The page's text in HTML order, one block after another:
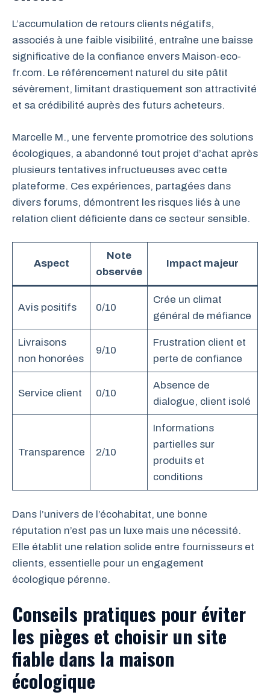
L’accumulation de retours clients négatifs,
associés à une faible visibilité, entraîne une baisse
significative de la confiance envers Maison-eco-
fr.com. Le référencement naturel du site pâtit
sévèrement, limitant drastiquement son attractivité
et sa crédibilité auprès des futurs acheteurs.
Marcelle M., une fervente promotrice des solutions
écologiques, a abandonné tout projet d’achat après
plusieurs tentatives infructueuses avec cette
plateforme. Ces expériences, partagées dans
divers forums, démontrent les risques liés à une
relation client déficiente dans ce secteur sensible.
Aspect
Note
observée
Impact majeur
Avis positifs 0/10
Crée un climat
général de méfiance
Livraisons
non honorées
9/10
Frustration client et
perte de confiance
Service client 0/10
Absence de
dialogue, client isolé
Transparence 2/10
Informations
partielles sur
produits et
conditions
Dans l’univers de l’écohabitat, une bonne
réputation n’est pas un luxe mais une nécessité.
Elle établit une relation solide entre fournisseurs et
clients, essentielle pour un engagement
écologique pérenne.
Conseils pratiques pour éviter
les pièges et choisir un site
fiable dans la maison
écologique